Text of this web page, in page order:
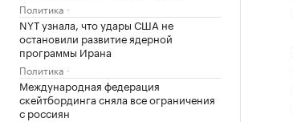
Политика
NYT узнала, что удары США не
остановили развитие ядерной
программы Ирана
Политика
Международная федерация
скейтбординга сняла все ограничения
с россиян